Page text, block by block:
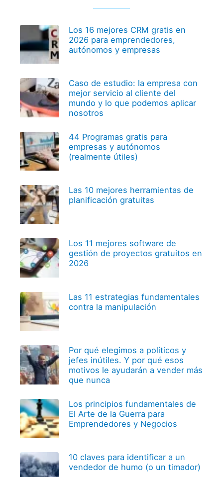
Los 16 mejores CRM gratis en
2026 para emprendedores,
autónomos y empresas
Caso de estudio: la empresa con
mejor servicio al cliente del
mundo y lo que podemos aplicar
nosotros
44 Programas gratis para
empresas y autónomos
(realmente útiles)
Las 10 mejores herramientas de
planificación gratuitas
Los 11 mejores software de
gestión de proyectos gratuitos en
2026
Las 11 estrategias fundamentales
contra la manipulación
Por qué elegimos a políticos y
jefes inútiles. Y por qué esos
motivos le ayudarán a vender más
que nunca
Los principios fundamentales de
El Arte de la Guerra para
Emprendedores y Negocios
10 claves para identificar a un
vendedor de humo (o un timador)